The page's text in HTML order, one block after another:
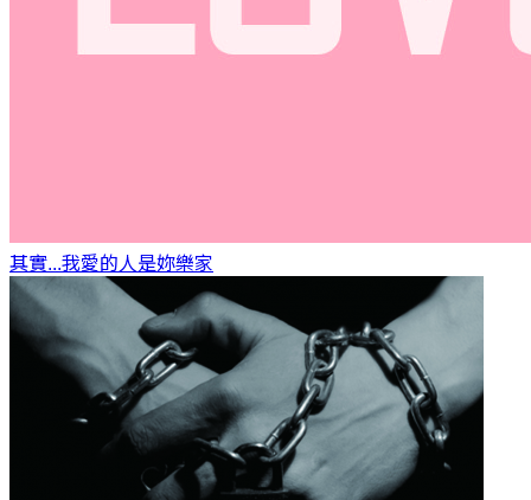
其實...我愛的人是妳樂家